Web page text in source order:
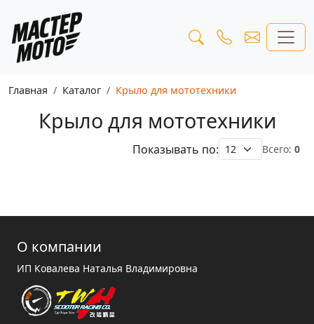
Главная Каталог Крыло для мототехники
Крыло для мототехники
Показывать по: Всего: 0
О компании
ИП Ковалева Наталья Владимировна